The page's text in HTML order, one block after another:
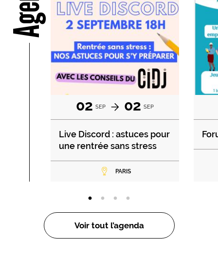
02 SEP 02 SEP
Live Discord : astuces pour
une rentrée sans stress
PARIS
Voir tout l’agenda